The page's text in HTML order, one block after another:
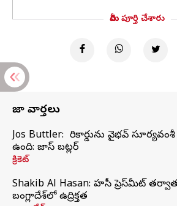
మీరు పూర్తి చేశారు
తాజా వార్తలు
Jos Buttler: నా రికార్డును వైభవ్
ఉంది: జాస్ బట్లర్
క్రికెట్
Shakib Al Hasan: హసీనా ప్రెస్‌మీట్‌
బంగ్లాదేశ్‌లో ఉద్రిక్తత